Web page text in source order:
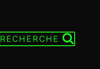
RECHERCHE